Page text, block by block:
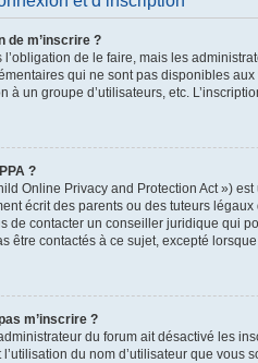
de m’inscrire ?
l’obligation de le faire, mais les
qui ne sont pas disponibles
à un groupe d’utilisateurs, etc.
?
Online Privacy and Protection Act »)
écrit des parents ou des tuteurs
de contacter un conseiller juridique qui
être contactés à ce sujet, excepté
m’inscrire ?
du forum ait désactivé les
du nom d’utilisateur que vous